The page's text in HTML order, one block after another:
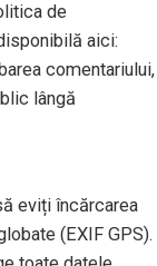
de
aici:
comentariului,
lângă
eviți încărcarea
(EXIF GPS).